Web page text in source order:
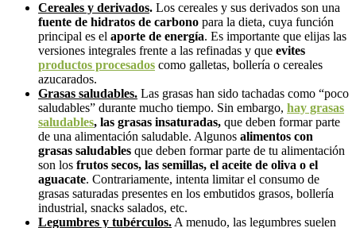
Cereales y derivados. Los cereales y sus derivados son una
fuente de hidratos de carbono para la dieta, cuya función
principal es el aporte de energía. Es importante que elijas las
versiones integrales frente a las refinadas y que evites
productos procesados como galletas, bollería o cereales
azucarados.
Grasas saludables. Las grasas han sido tachadas como “poco
saludables” durante mucho tiempo. Sin embargo, hay grasas
saludables, las grasas insaturadas, que deben formar parte
de una alimentación saludable. Algunos alimentos con
grasas saludables que deben formar parte de tu alimentación
son los frutos secos, las semillas, el aceite de oliva o el
aguacate. Contrariamente, intenta limitar el consumo de
grasas saturadas presentes en los embutidos grasos, bollería
industrial, snacks salados, etc.
Legumbres y tubérculos. A menudo, las legumbres suelen